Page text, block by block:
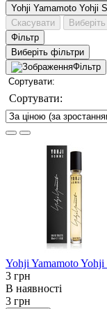
Yohji Yamamoto Yohji
Скасувати
Фільтр
Виберіть фільтри
Фільтр
Сортувати:
Yohji Yamamoto
3 грн
В наявності
3 грн